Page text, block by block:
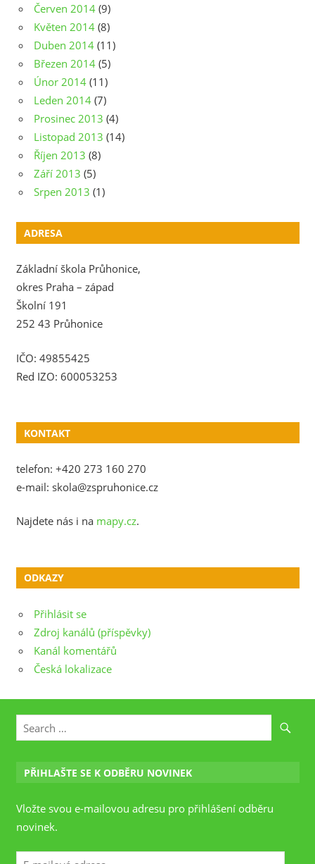
Červen 2014 (9)
Květen 2014 (8)
Duben 2014 (11)
Březen 2014 (5)
Únor 2014 (11)
Leden 2014 (7)
Prosinec 2013 (4)
Listopad 2013 (14)
Říjen 2013 (8)
Září 2013 (5)
Srpen 2013 (1)
ADRESA
Základní škola Průhonice,
okres Praha – západ
Školní 191
252 43 Průhonice
IČO: 49855425
Red IZO: 600053253
KONTAKT
telefon: +420 273 160 270
e-mail: skola@zspruhonice.cz
Najdete nás i na mapy.cz.
ODKAZY
Přihlásit se
Zdroj kanálů (příspěvky)
Kanál komentářů
Česká lokalizace
PŘIHLAŠTE SE K ODBĚRU NOVINEK
Vložte svou e-mailovou adresu pro přihlášení odběru
novinek.
E-